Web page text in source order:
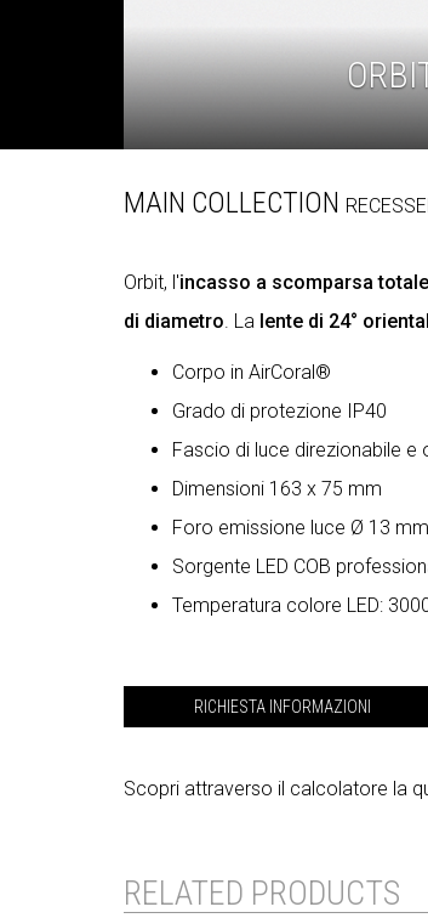
MAIN COLLECTION
Orbit, l'incasso a scomparsa totale
di diametro. La lente di 24°
Corpo in AirCoral®
Grado di protezione IP40
Fascio di luce direzionabile e
Dimensioni 163 x 75 mm
Foro emissione luce Ø 13 mm
Sorgente LED COB
Temperatura colore LED:
RICHIESTA INFORMAZIONI
Scopri attraverso il calcolatore la
RELATED PRODUCTS